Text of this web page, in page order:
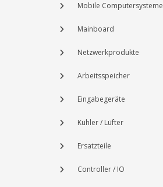
Mobile Computersysteme
Mainboard
Netzwerkprodukte
Arbeitsspeicher
Eingabegeräte
Kühler / Lüfter
Ersatzteile
Controller / IO